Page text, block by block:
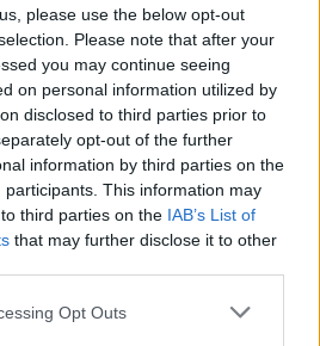
please use the below opt-out
Please note that after your
you may continue seeing
on personal information utilized by
disclosed to third parties prior to
opt-out of the further
information by third parties on the
participants. This information may
third parties on the IAB’s List of
that may further disclose it to other
Opt Outs
των Χούθι σε τάνκερ της
2026: Πότε καταβάλλεται